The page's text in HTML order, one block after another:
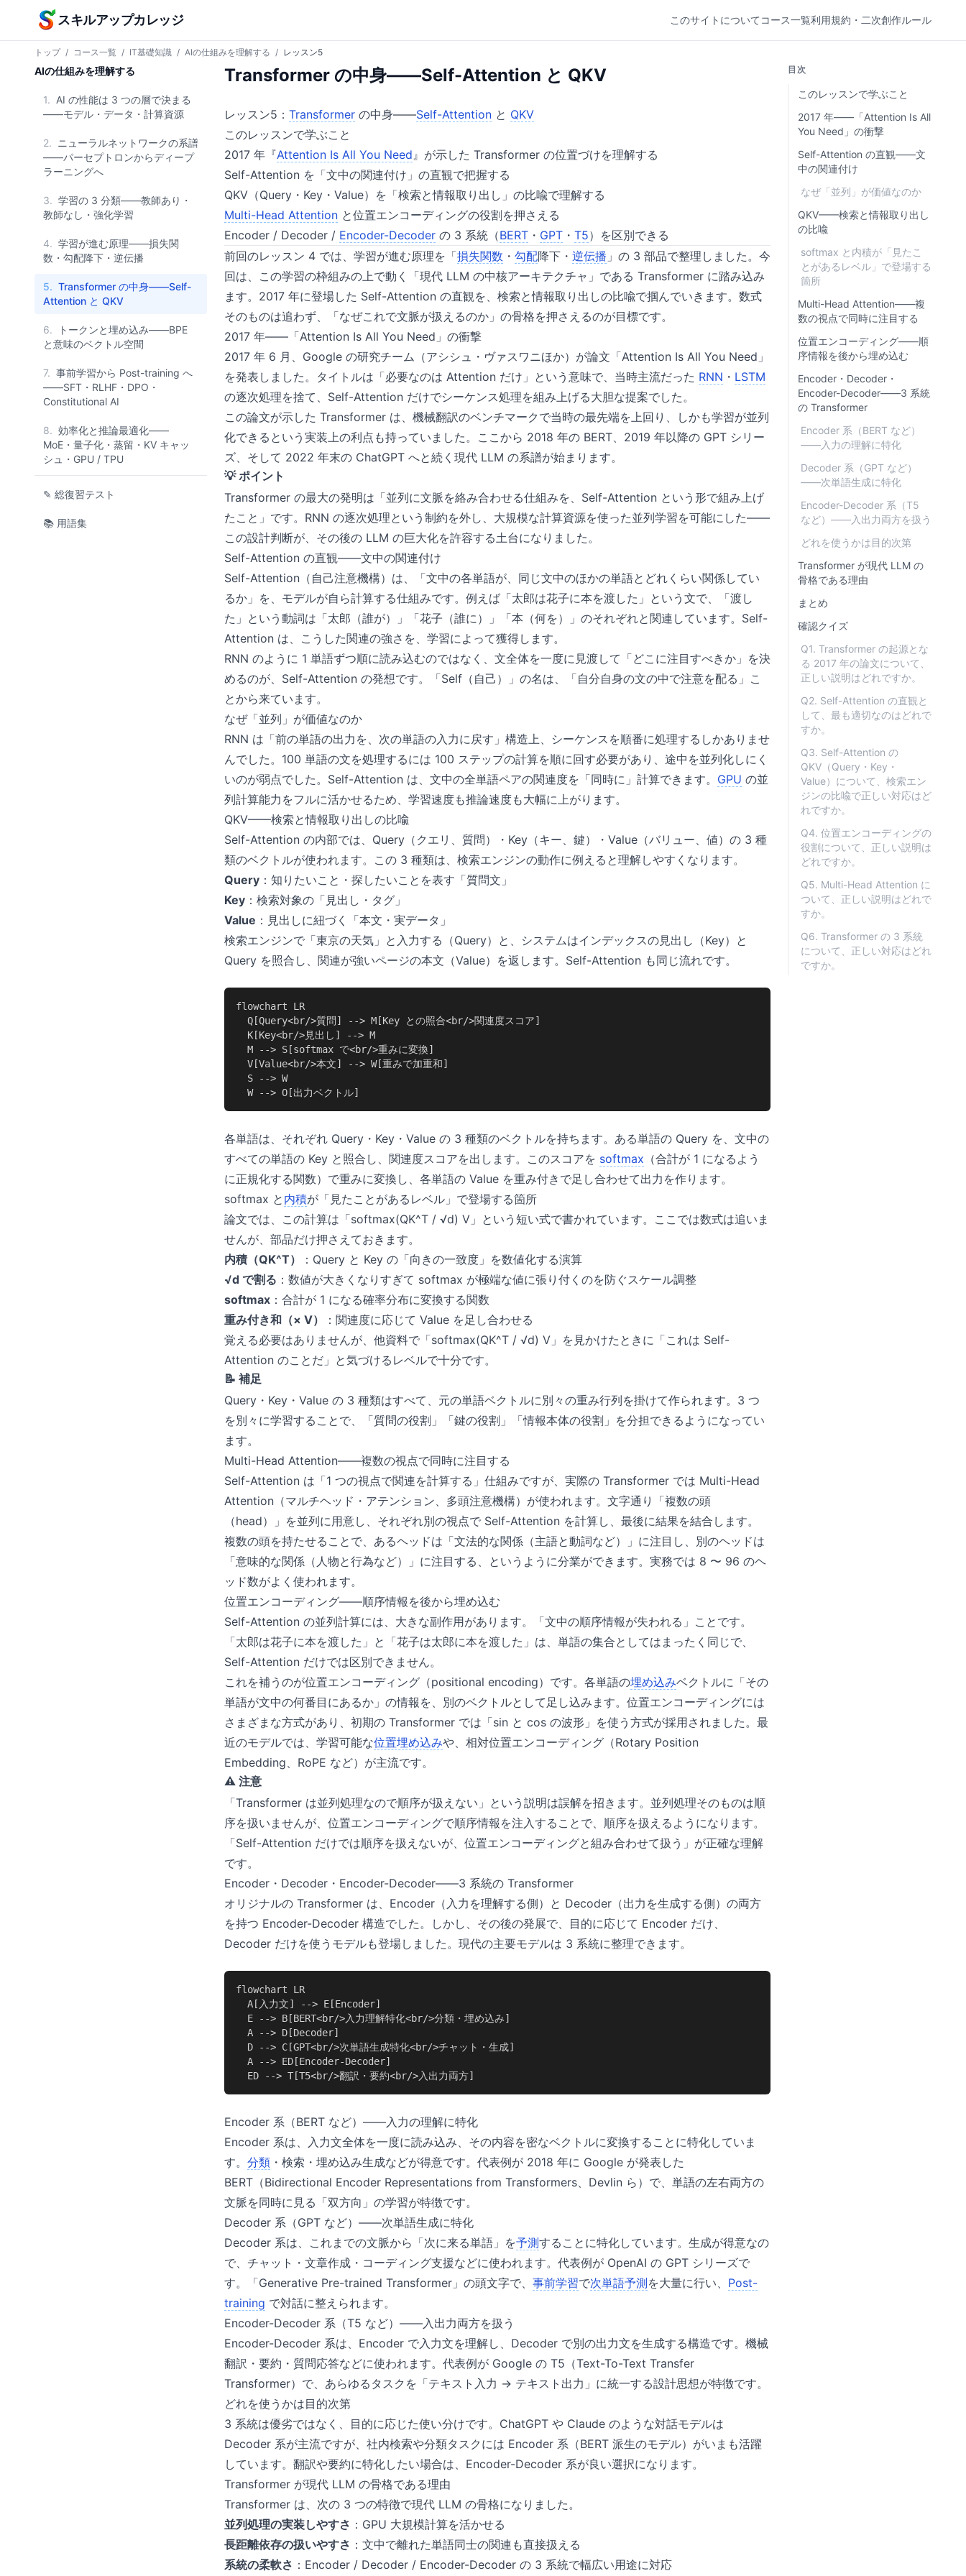
本文へスキップ
スキルアップカレッジ このサイトについて コース一覧利用規約・二次創作ルール
トップ / コース一覧 / IT基礎知識 / AIの仕組みを理解する / レッスン5
AIの仕組みを理解する
1. AI の性能は 3 つの層で決まる
——モデル・データ・計算資源
2.
ニューラルネットワークの系譜
——パーセプトロンからディープ
ラーニングへ
3. 学習の 3 分類——教師あり・
教師なし・強化学習
4. 学習が進む原理——損失関
数・勾配降下・逆伝播
5. Transformer の中身——Self-
Attention と QKV
6.
トークンと埋め込み——BPE
と意味のベクトル空間
7. 事前学習から Post-training へ
——SFT・RLHF・DPO・
Constitutional AI
8. 効率化と推論最適化——
MoE・量子化・蒸留・KV キャッ
シュ・GPU / TPU
✎ 総復習テスト
📚 用語集
Transformer の中身——Self-Attention と QKV
レッスン5： Transformer の中身——Self-Attention と QKV
このレッスンで学ぶこと
2017 年『Attention Is All You Need』が示した Transformer の位置づけを理解する
Self-Attention を「文中の関連付け」の直観で把握する
QKV（Query・Key・Value）を「検索と情報取り出し」の比喩で理解する
Multi-Head Attention と位置エンコーディングの役割を押さえる
Encoder / Decoder / Encoder-Decoder の 3 系統（BERT ・ GPT ・ T5）を区別できる
前回のレッスン 4 では、学習が進む原理を「損失関数 ・ 勾配降下・ 逆伝播 」の 3 部品で整理しました。今
回は、この学習の枠組みの上で動く「現代 LLM の中核アーキテクチャ」である Transformer に踏み込み
ます。2017 年に登場した Self-Attention の直観を、検索と情報取り出しの比喩で掴んでいきます。数式
そのものは追わず、「なぜこれで文脈が扱えるのか」の骨格を押さえるのが目標です。
2017 年——「Attention Is All You Need」の衝撃
2017 年 6 月、Google の研究チーム（アシシュ・ヴァスワニほか）が論文「Attention Is All You Need」
を発表しました。タイトルは「必要なのは Attention だけ」という意味で、当時主流だった RNN ・ LSTM
の逐次処理を捨て、Self-Attention だけでシーケンス処理を組み上げる大胆な提案でした。
この論文が示した Transformer は、機械翻訳のベンチマークで当時の最先端を上回り、しかも学習が並列
化できるという実装上の利点も持っていました。ここから 2018 年の BERT、2019 年以降の GPT シリー
ズ、そして 2022 年末の ChatGPT へと続く現代 LLM の系譜が始まります。
💡 ポイント
Transformer の最大の発明は「並列に文脈を絡み合わせる仕組みを、Self-Attention という形で組み上げ
たこと」です。RNN の逐次処理という制約を外し、大規模な計算資源を使った並列学習を可能にした——
この設計判断が、その後の LLM の巨大化を許容する土台になりました。
Self-Attention の直観——文中の関連付け
Self-Attention（自己注意機構）は、「文中の各単語が、同じ文中のほかの単語とどれくらい関係してい
るか」を、モデルが自ら計算する仕組みです。例えば「太郎は花子に本を渡した」という文で、「渡し
た」という動詞は「太郎（誰が）」「花子（誰に）」「本（何を）」のそれぞれと関連しています。Self-
Attention は、こうした関連の強さを、学習によって獲得します。
RNN のように 1 単語ずつ順に読み込むのではなく、文全体を一度に見渡して「どこに注目すべきか」を決
めるのが、Self-Attention の発想です。「Self（自己）」の名は、「自分自身の文の中で注意を配る」こ
とから来ています。
なぜ「並列」が価値なのか
RNN は「前の単語の出力を、次の単語の入力に戻す」構造上、シーケンスを順番に処理するしかありませ
んでした。100 単語の文を処理するには 100 ステップの計算を順に回す必要があり、途中を並列化しにく
いのが弱点でした。Self-Attention は、文中の全単語ペアの関連度を「同時に」計算できます。 GPU の並
列計算能力をフルに活かせるため、学習速度も推論速度も大幅に上がります。
QKV——検索と情報取り出しの比喩
Self-Attention の内部では、Query（クエリ、質問）・Key（キー、鍵）・Value（バリュー、値）の 3 種
類のベクトルが使われます。この 3 種類は、検索エンジンの動作に例えると理解しやすくなります。
Query ：知りたいこと・探したいことを表す「質問文」
Key ：検索対象の「見出し・タグ」
Value ：見出しに紐づく「本文・実データ」
検索エンジンで「東京の天気」と入力する（Query）と、システムはインデックスの見出し（Key）と
Query を照合し、関連が強いページの本文（Value）を返します。Self-Attention も同じ流れです。
flowchart LR
  Q[Query<br/>質問] --> M[Key との照合<br/>関連度スコア]
  K[Key<br/>見出し] --> M
  M --> S[softmax で<br/>重みに変換]
  V[Value<br/>本文] --> W[重みで加重和]
  S --> W
  W --> O[出力ベクトル]
各単語は、それぞれ Query・Key・Value の 3 種類のベクトルを持ちます。ある単語の Query を、文中の
すべての単語の Key と照合し、関連度スコアを出します。このスコアを softmax （合計が 1 になるよう
に正規化する関数）で重みに変換し、各単語の Value を重み付きで足し合わせて出力を作ります。
softmax と 内積が「見たことがあるレベル」で登場する箇所
論文では、この計算は「softmax(QK^T / √d) V」という短い式で書かれています。ここでは数式は追いま
せんが、部品だけ押さえておきます。
内積（QK^T）
：Query と Key の「向きの一致度」を数値化する演算
√d で割る ：数値が大きくなりすぎて softmax が極端な値に張り付くのを防ぐスケール調整
softmax ：合計が 1 になる確率分布に変換する関数
重み付き和（× V）
：関連度に応じて Value を足し合わせる
覚える必要はありませんが、他資料で「softmax(QK^T / √d) V」を見かけたときに「これは Self-
Attention のことだ」と気づけるレベルで十分です。
📝 補足
Query・Key・Value の 3 種類はすべて、元の単語ベクトルに別々の重み行列を掛けて作られます。3 つ
を別々に学習することで、「質問の役割」「鍵の役割」「情報本体の役割」を分担できるようになってい
ます。
Multi-Head Attention——複数の視点で同時に注目する
Self-Attention は「1 つの視点で関連を計算する」仕組みですが、実際の Transformer では Multi-Head
Attention（マルチヘッド・アテンション、多頭注意機構）が使われます。文字通り「複数の頭
（head）」を並列に用意し、それぞれ別の視点で Self-Attention を計算し、最後に結果を結合します。
複数の頭を持たせることで、あるヘッドは「文法的な関係（主語と動詞など）」に注目し、別のヘッドは
「意味的な関係（人物と行為など）」に注目する、というように分業ができます。実務では 8 〜 96 のヘ
ッド数がよく使われます。
位置エンコーディング——順序情報を後から埋め込む
Self-Attention の並列計算には、大きな副作用があります。「文中の順序情報が失われる」ことです。
「太郎は花子に本を渡した」と「花子は太郎に本を渡した」は、単語の集合としてはまったく同じで、
Self-Attention だけでは区別できません。
これを補うのが位置エンコーディング（positional encoding）です。各単語の埋め込みベクトルに「その
単語が文中の何番目にあるか」の情報を、別のベクトルとして足し込みます。位置エンコーディングには
さまざまな方式があり、初期の Transformer では「sin と cos の波形」を使う方式が採用されました。最
近のモデルでは、学習可能な位置埋め込みや、相対位置エンコーディング（Rotary Position
Embedding、RoPE など）が主流です。
⚠️ 注意
「Transformer は並列処理なので順序が扱えない」という説明は誤解を招きます。並列処理そのものは順
序を扱いませんが、位置エンコーディングで順序情報を注入することで、順序を扱えるようになります。
「Self-Attention だけでは順序を扱えないが、位置エンコーディングと組み合わせて扱う」が正確な理解
です。
Encoder・Decoder・Encoder-Decoder——3 系統の Transformer
オリジナルの Transformer は、Encoder（入力を理解する側）と Decoder（出力を生成する側）の両方
を持つ Encoder-Decoder 構造でした。しかし、その後の発展で、目的に応じて Encoder だけ、
Decoder だけを使うモデルも登場しました。現代の主要モデルは 3 系統に整理できます。
flowchart LR
  A[入力文] --> E[Encoder]
  E --> B[BERT<br/>入力理解特化<br/>分類・埋め込み]
  A --> D[Decoder]
  D --> C[GPT<br/>次単語生成特化<br/>チャット・生成]
  A --> ED[Encoder-Decoder]
  ED --> T[T5<br/>翻訳・要約<br/>入出力両方]
Encoder 系（BERT など）——入力の理解に特化
Encoder 系は、入力文全体を一度に読み込み、その内容を密なベクトルに変換することに特化していま
す。 分類 ・検索・埋め込み生成などが得意です。代表例が 2018 年に Google が発表した
BERT（Bidirectional Encoder Representations from Transformers、Devlin ら）で、単語の左右両方の
文脈を同時に見る「双方向」の学習が特徴です。
Decoder 系（GPT など）——次単語生成に特化
Decoder 系は、これまでの文脈から「次に来る単語」を予測することに特化しています。生成が得意なの
で、チャット・文章作成・コーディング支援などに使われます。代表例が OpenAI の GPT シリーズで
す。「Generative Pre-trained Transformer」の頭文字で、 事前学習で次単語予測 を大量に行い、 Post-
training で対話に整えられます。
Encoder-Decoder 系（T5 など）——入出力両方を扱う
Encoder-Decoder 系は、Encoder で入力文を理解し、Decoder で別の出力文を生成する構造です。機械
翻訳・要約・質問応答などに使われます。代表例が Google の T5（Text-To-Text Transfer
Transformer）で、あらゆるタスクを「テキスト入力 → テキスト出力」に統一する設計思想が特徴です。
どれを使うかは目的次第
3 系統は優劣ではなく、目的に応じた使い分けです。ChatGPT や Claude のような対話モデルは
Decoder 系が主流ですが、社内検索や分類タスクには Encoder 系（BERT 派生のモデル）がいまも活躍
しています。翻訳や要約に特化したい場合は、Encoder-Decoder 系が良い選択になります。
Transformer が現代 LLM の骨格である理由
Transformer は、次の 3 つの特徴で現代 LLM の骨格になりました。
並列処理の実装しやすさ ：GPU 大規模計算を活かせる
長距離依存の扱いやすさ ：文中で離れた単語同士の関連も直接扱える
系統の柔軟さ ：Encoder / Decoder / Encoder-Decoder の 3 系統で幅広い用途に対応
目次
このレッスンで学ぶこと
2017 年——「Attention Is All
You Need」の衝撃
Self-Attention の直観——文
中の関連付け
なぜ「並列」が価値なのか
QKV——検索と情報取り出し
の比喩
softmax と内積が「見たこ
とがあるレベル」で登場する
箇所
Multi-Head Attention——複
数の視点で同時に注目する
位置エンコーディング——順
序情報を後から埋め込む
Encoder・Decoder・
Encoder-Decoder——3 系統
の Transformer
Encoder 系（BERT など）
——入力の理解に特化
Decoder 系（GPT など）
——次単語生成に特化
Encoder-Decoder 系（T5
など）——入出力両方を扱う
どれを使うかは目的次第
Transformer が現代 LLM の
骨格である理由
まとめ
確認クイズ
Q1. Transformer の起源とな
る 2017 年の論文について、
正しい説明はどれですか。
Q2. Self-Attention の直観と
して、最も適切なのはどれで
すか。
Q3. Self-Attention の
QKV（Query・Key・
Value）について、検索エン
ジンの比喩で正しい対応はど
れですか。
Q4. 位置エンコーディングの
役割について、正しい説明は
どれですか。
Q5. Multi-Head Attention に
ついて、正しい説明はどれで
すか。
Q6. Transformer の 3 系統
について、正しい対応はどれ
ですか。